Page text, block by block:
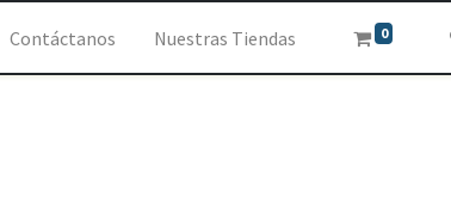
Contáctanos Nuestras Tiendas 0